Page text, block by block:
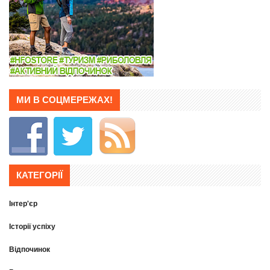
МИ В СОЦМЕРЕЖАХ!
КАТЕГОРІЇ
Інтер'єр
Історії успіху
Відпочинок